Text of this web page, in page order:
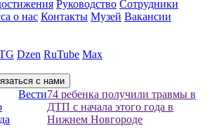
Руководство Сотрудники
о нас Контакты Музей Вакансии
Dzen RuTube Max
с нами
Вести74 ребенка получили травмы в
ДТП с начала этого года в
Нижнем Новгороде